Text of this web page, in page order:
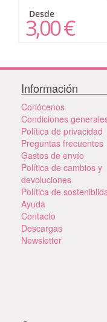
Desde
3,00 €
Información
Conócenos
Condiciones
Política de privacidad
Preguntas frecuentes
Gastos de envío
Política de cambios y
devoluciones
Política de
Ayuda
Contacto
Descargas
Newsletter